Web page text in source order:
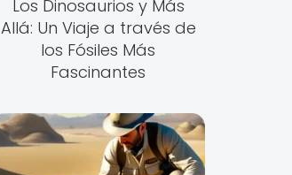
Los Dinosaurios y Más
Allá: Un Viaje a través de
los Fósiles Más
Fascinantes